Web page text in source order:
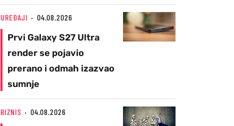
UREĐAJI 04.08.2026
Prvi Galaxy S27 Ultra
render se pojavio
prerano i odmah izazvao
sumnje
BIZNIS 04.08.2026